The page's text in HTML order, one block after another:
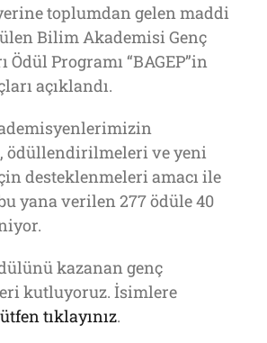
toplumdan gelen maddi
Bilim Akademisi Genç
Programı “BAGEP”in
açıklandı.
ödüllendirilmeleri ve yeni
desteklenmeleri amacı ile
yana verilen 277 ödüle 40
kazanan genç
kutluyoruz. İsimlere
tıklayınız.